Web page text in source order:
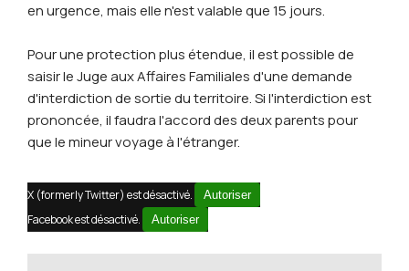
en urgence, mais elle n'est valable que 15 jours.
Pour une protection plus étendue, il est possible de
saisir le Juge aux Affaires Familiales d'une demande
d'interdiction de sortie du territoire. Si l'interdiction est
prononcée, il faudra l'accord des deux parents pour
que le mineur voyage à l'étranger.
X (formerly Twitter) est désactivé. Autoriser
Facebook est désactivé. Autoriser